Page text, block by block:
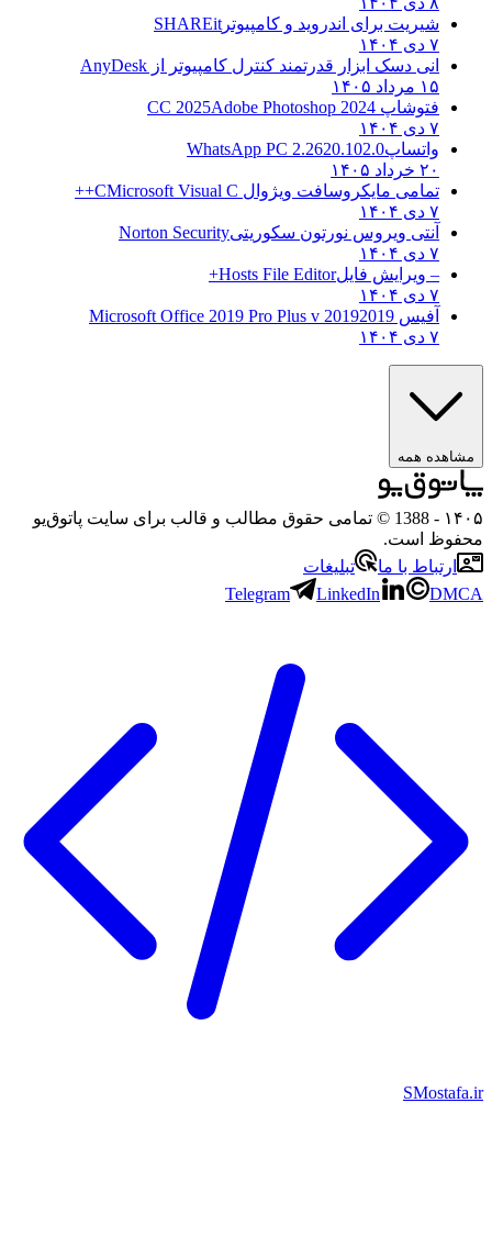
شیریت برای اندروید و کامپیوترSHAREit
انی دسک ابزار قدرتمند کنترل کامپیوتر ازAnyDesk
۱۵ مرداد ۱۴۰۵
فتوشاپ CC 2025Adobe Photoshop 2024
واتساپWhatsApp PC 2.2620.102.0
۲۰ خرداد ۱۴۰۵
تمامی مایکروسافت ویژوال C Microsoft Visual C++
آنتی ویروس نورتون سکوریتیNorton Security
– ویرایش فایلHosts File Editor+
آفیس 2019 2019 Microsoft Office 2019 Pro Plus v
مشاهده همه
- 1388 © تمامی حقوق مطالب و قالب برای سایت پاتوق‌یو
است.
ارتباط با ما
تبلیغات
Telegram
LinkedIn